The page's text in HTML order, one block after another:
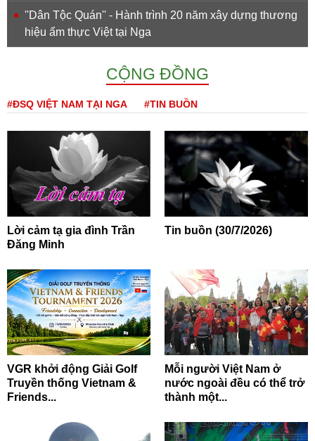
''Dân Tộc Quán'' - Hành trình 20 năm xây dựng thương
hiệu ẩm thực Việt tại Nga
CỘNG ĐỒNG
#ĐSQ VIỆT NAM TẠI NGA #TIN BUỒN
Lời cảm tạ gia đình Trần
Đăng Minh
Tin buồn (30/7/2026)
VGR khởi động Giải Golf
Truyền thống Vietnam &
Friends...
Mỗi người Việt Nam ở
nước ngoài đều có thể trở
thành một...